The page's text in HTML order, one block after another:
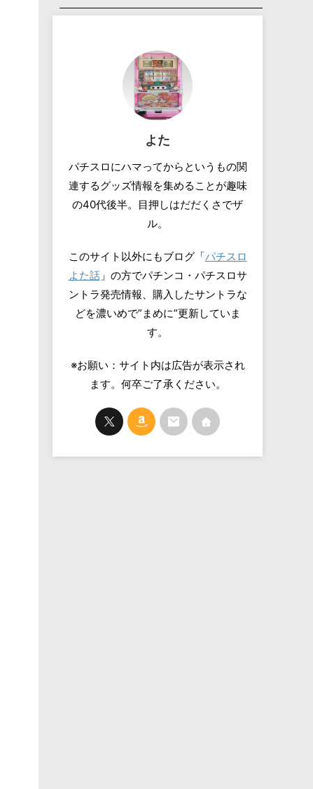
よた
パチスロにハマってからというもの関
連するグッズ情報を集めることが趣味
の40代後半。目押しはだだくさでザ
ル。
このサイト以外にもブログ「パチスロ
よた話」の方でパチンコ・パチスロサ
ントラ発売情報、購入したサントラな
どを濃いめで”まめに”更新していま
す。
※お願い：サイト内は広告が表示され
ます。何卒ご了承ください。